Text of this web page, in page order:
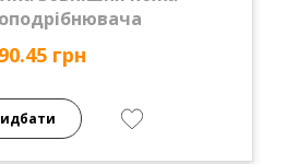
90.45 грн